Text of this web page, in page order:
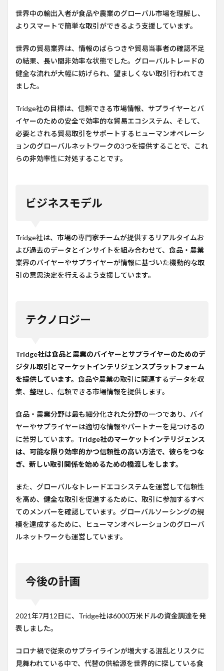
の計
画
コメ
ント
6
参考
世界中の輸出入者が食品や農業のグローバル市場を理解し、
よりスマートで簡単な取引ができるよう支援しています。
世界の貿易業界は、情報のばらつきや貿易当事者の確認不足
の結果、長い間非効率な状態でした。グローバルトレードの
健全な流れが大幅に妨げられ、望ましくない取引行われてき
ました。
Tridge社の目標は、信頼できる市場情報、サプライヤーとバ
イヤーのための安全で効率的な貿易エコシステム、そして、
必要とされる貿易取引をサポートするヒューマンオペレーシ
ョンのグローバルネットワークの3つを提供することで、これ
らの非効率性に対処することです。
ビジネスモデル
Tridge社は、市場の専門家チームが提供するリアルタイムお
よび過去のデータとインサイトを組み合わせて、食品・農業
業界のバイヤーやサプライヤーが情報に基づいた機動的な取
引の意思決定を行えるよう支援しています。
テクノロジー
Tridge社は食品と農業のバイヤーとサプライヤーのためのデ
ジタル取引とマーケットインテリジェンスプラットフォーム
を提供しています。 食品や農業の取引に関連するデータを収
集、整理し、信頼できる市場情報を提供します。
食品・農業分野は最も細分化された分野の一つであり、バイ
ヤーやサプライヤーは適切な情報やパートナーを見つけるの
に苦労しています。 Tridge社のマーケットインテリジェンス
は、可能な限り効率的かつ信頼性の高い方法で、彼らをつな
ぎ、新しい取引関係を始めるための橋渡しをします。
また、グローバルなトレードエコシステムを運営して信頼性
を高め、健全な取引を促進するために、取引に参加するすべ
てのメンバーを確認しています。グローバルソーシングの規
模を達成するために、ヒューマンオペレーションのグローバ
ルネットワークも運営しています。
今後の計画
2021年7月12日に、Tridge社は6000万米ドルの資金調達を発
表しました。
コロナ禍で従来のサプライラインが増大する混乱とリスクに
見舞われている中で、代替の供給源を世界的に探している食